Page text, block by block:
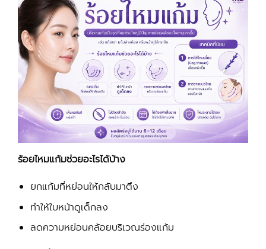
ร้อยไหมแก้มช่วยอะไรได้บ้าง
ยกแก้มที่หย่อนให้กลับมาตึง
ทำให้ใบหน้าดูเด็กลง
ลดความหย่อนคล้อยบริเวณร่องแก้ม